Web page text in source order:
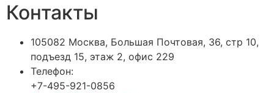
Контакты
105082 Москва, Большая Почтовая, 36, стр 10,
подъезд 15, этаж 2, офис 229
Телефон:
+7-495-921-0856